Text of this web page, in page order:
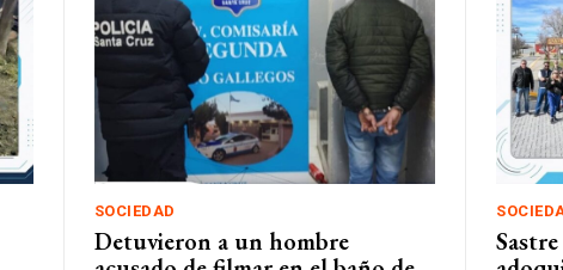
SOCIEDAD
Detuvieron a un hombre